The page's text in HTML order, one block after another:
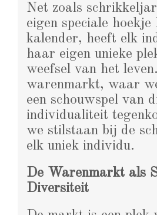
Net zoals
eigen speciale hoekje
kalender, heeft elk
haar eigen unieke
weefsel van het
warenmarkt, waar
een schouwspel van
individualiteit
we stilstaan bij de
elk uniek individu.
De Warenmarkt als
Diversiteit